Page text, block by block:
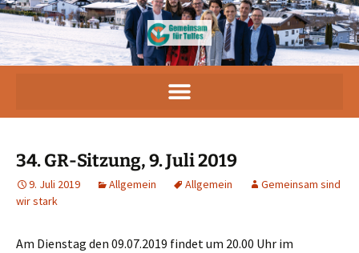
34. GR-Sitzung, 9. Juli 2019
9. Juli 2019 Allgemein Allgemein
Gemeinsam sind
wir stark
Am Dienstag den 09.07.2019 findet um 20.00 Uhr im